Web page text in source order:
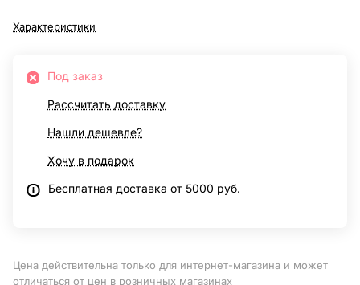
Характеристики
Под заказ
Рассчитать доставку
Нашли дешевле?
Хочу в подарок
Бесплатная доставка от 5000 руб.
Цена действительна только для интернет-магазина и может
отличаться от цен в розничных магазинах